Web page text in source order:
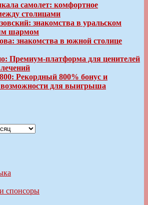
самолет: комфортное
столицами
знакомства в уральском
шармом
знакомства в южной столице
Премиум-платформа для ценителей
Рекордный 800% бонус и
возможности для выигрыша
спонсоры